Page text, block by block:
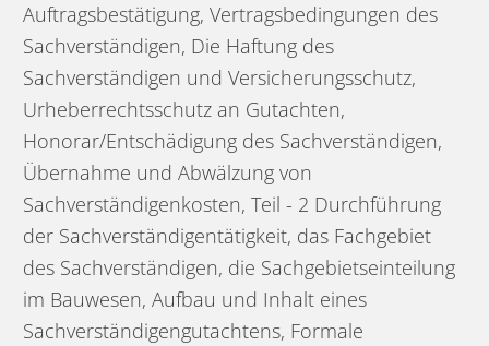
Auftragsbestätigung, Vertragsbedingungen des
Sachverständigen, Die Haftung des
Sachverständigen und Versicherungsschutz,
Urheberrechtsschutz an Gutachten,
Honorar/Entschädigung des Sachverständigen,
Übernahme und Abwälzung von
Sachverständigenkosten, Teil - 2 Durchführung
der Sachverständigentätigkeit, das Fachgebiet
des Sachverständigen, die Sachgebietseinteilung
im Bauwesen, Aufbau und Inhalt eines
Sachverständigengutachtens, Formale